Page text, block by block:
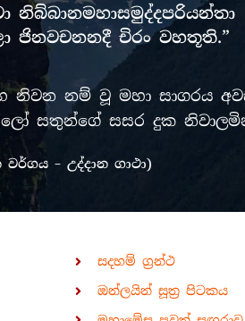
නිබ්බානමහාසමුද්දපරියන්තා
ජිනවචනනදී චිරං වහතූති.”
නිවන නම් වූ මහා සාගරය
සතුන්ගේ සසර දුක
– උද්දාන ගාථා)
සදහම් ග්‍රන්ථ
ඔන්ලයින් සූත්‍ර පිටකය